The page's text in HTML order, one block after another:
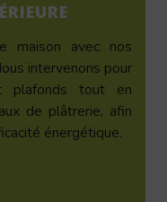
maison avec nos
intervenons pour
plafonds tout en
de plâtrerie, afin
énergétique.